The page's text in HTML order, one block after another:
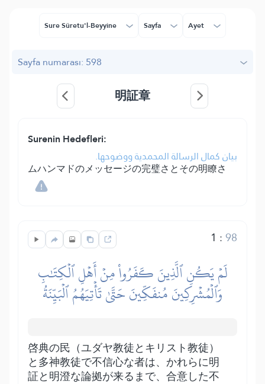
Sure Sûretu'l-Beyyine Sayfa Ayet
Sayfa numarası: 598
明証章
Surenin Hedefleri:
بيان كمال الرسالة المحمدية ووضوحها.
ムハンマドのメッセージの完璧さとその明瞭さ
1 :98
لَمۡ يَكُنِ ٱلَّذِينَ كَفَرُواْ مِنۡ أَهۡلِ ٱلۡكِتَٰبِ
وَٱلۡمُشۡرِكِينَ مُنفَكِّينَ حَتَّىٰ تَأۡتِيَهُمُ ٱلۡبَيِّنَةُ
啓典の民（ユダヤ教徒とキリスト教徒）
と多神教徒で不信心な者は、かれらに明
証と明澄な論拠が来るまで、合意した不